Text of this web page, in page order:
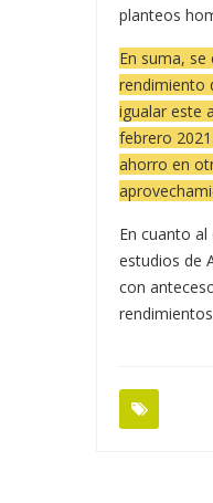
planteos
En suma,
rendimiento
igualar este
febrero
ahorro en
En cuanto
estudios de
con